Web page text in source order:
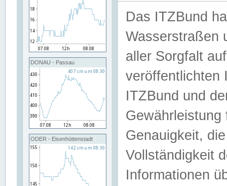
DONAU - Passau
ODER - Eisenhüttenstadt
Das ITZBund
Wasserstraßen
aller Sorgfalt
veröffentlichten
ITZBund und
Genauigkeit,
Vollständigkeit
Informationen